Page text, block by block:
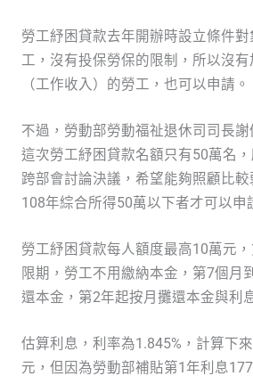
勞工紓困貸款去年開辦時設立條件
工，沒有投保勞保的限制，所以沒
（工作收入）的勞工，也可以申請。
不過，勞動部勞動福祉退休司司長
這次勞工紓困貸款名額只有50萬名
跨部會討論決議，希望能夠照顧比
108年綜合所得50萬以下者才可以申
勞工紓困貸款每人額度最高10萬元
限期，勞工不用繳納本金，第7個月
還本金，第2年起按月攤還本金與利
估算利息，利率為1.845%，計算下
元，但因為勞動部補貼第1年利息